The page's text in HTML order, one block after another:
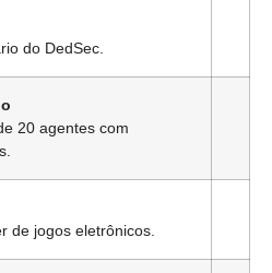
do DedSec.
20 agentes com
de jogos eletrônicos.